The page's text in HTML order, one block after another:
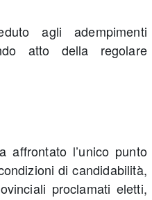
agli adempimenti
atto della regolare
affrontato l’unico punto
di candidabilità,
proclamati eletti,